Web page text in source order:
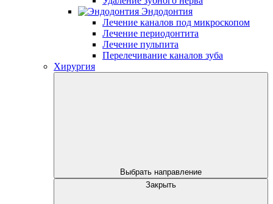
Эндодонтия
Лечение каналов под микроскопом
Лечение периодонтита
Лечение пульпита
Перелечивание каналов зуба
Хирургия
Выбрать направление
Закрыть